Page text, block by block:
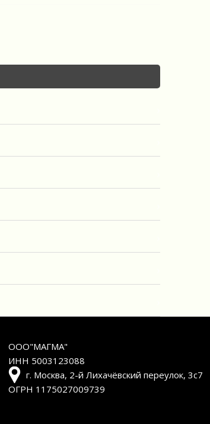
ООО"МАГМА"
ИНН 5003123088
г. Москва, 2-й Лихачёвский переулок, 3с7
ОГРН 1175027009739